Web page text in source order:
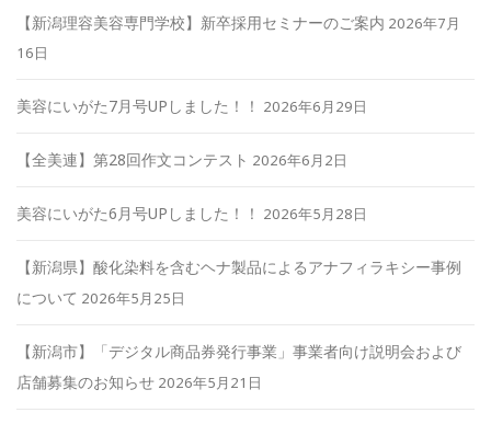
【新潟理容美容専門学校】新卒採用セミナーのご案内 2026年7月
16日
美容にいがた7月号UPしました！！ 2026年6月29日
【全美連】第28回作文コンテスト 2026年6月2日
美容にいがた6月号UPしました！！ 2026年5月28日
【新潟県】酸化染料を含むヘナ製品によるアナフィラキシー事例
について 2026年5月25日
【新潟市】「デジタル商品券発行事業」事業者向け説明会および
店舗募集のお知らせ 2026年5月21日